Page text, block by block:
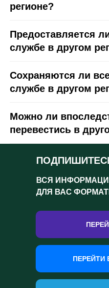
регионе?
Предоставляется
службе в другом
Сохраняются ли
службе в другом
Можно ли
перевестись в
ПЕРЕЙТИ
ВСЯ
ДЛЯ ВАС